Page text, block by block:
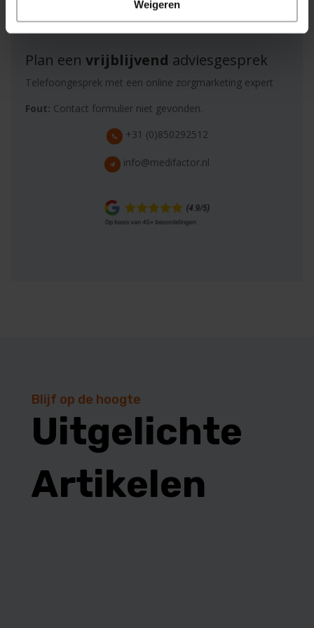
Weigeren
Plan een vrijblijvend adviesgesprek
Telefoongesprek met een online zorgmarketing expert
Fout: Contact formulier niet gevonden.
+31 (0)850292512
info@medifactor.nl
Blijf op de hoogte
Uitgelichte
Artikelen